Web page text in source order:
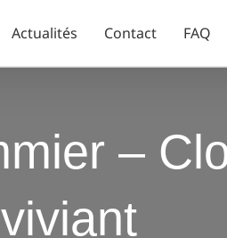
Actualités Contact FAQ
–